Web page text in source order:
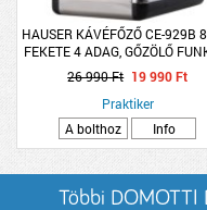
HAUSER KÁVÉFŐZŐ CE-929B
FEKETE 4 ADAG, GŐZÖLŐ
26 990 Ft 19 990 Ft
Praktiker
A bolthoz
Info
Többi DOMOTTI